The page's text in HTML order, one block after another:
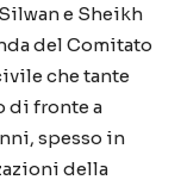
e Sheikh
del Comitato
che tante
di fronte a
spesso in
della